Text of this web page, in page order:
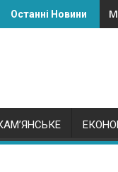
Останні Новини